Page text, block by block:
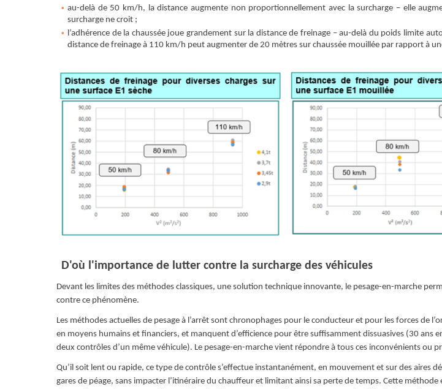
au-delà de 50 km/h, la distance augmente non proportionnellement avec la surcharge – elle
surcharge ne croit ;
l’adhérence de la chaussée joue grandement sur la distance de freinage – au-delà du poids limite
distance de freinage à 110 km/h peut augmenter de 20 mètres sur chaussée mouillée par rapport à
D'où l'importance de lutter contre la surcharge des véhicules
Devant les limites des méthodes classiques, une solution technique innovante, le pesage-en-marche
contre ce phénomène.
Les méthodes actuelles de pesage à l’arrêt sont chronophages pour le conducteur et pour les forces de
en moyens humains et financiers, et manquent d’efficience pour être suffisamment dissuasives (30 ans
deux contrôles d’un même véhicule). Le pesage-en-marche vient répondre à tous ces inconvénients ou
Qu’il soit lent ou rapide, ce type de contrôle s’effectue instantanément, en mouvement et sur des aires
gares de péage, sans impacter l’itinéraire du chauffeur et limitant ainsi sa perte de temps. Cette méthode